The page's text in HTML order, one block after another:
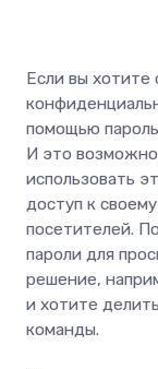
Если вы хотите
помощью
И это возможно
использовать
доступ к
посетителей.
пароли для
решение,
и хотите
команды.